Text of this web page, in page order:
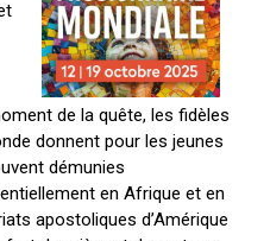
de la quête, les fidèles
donnent pour les jeunes
démunies
en Afrique et en
apostoliques d’Amérique